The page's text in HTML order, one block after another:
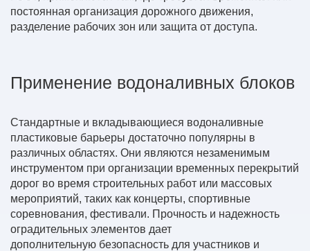
постоянная организация дорожного движения,
разделение рабочих зон или защита от доступа.
Применение водоналивных блоков
Стандартные и вкладывающиеся водоналивные
пластиковые барьеры достаточно популярны в
различных областях. Они являются незаменимым
инструментом при организации временных перекрытий
дорог во время строительных работ или массовых
мероприятий, таких как концерты, спортивные
соревнования, фестивали. Прочность и надежность
оградительных элементов дает
дополнительную безопасность для участников и